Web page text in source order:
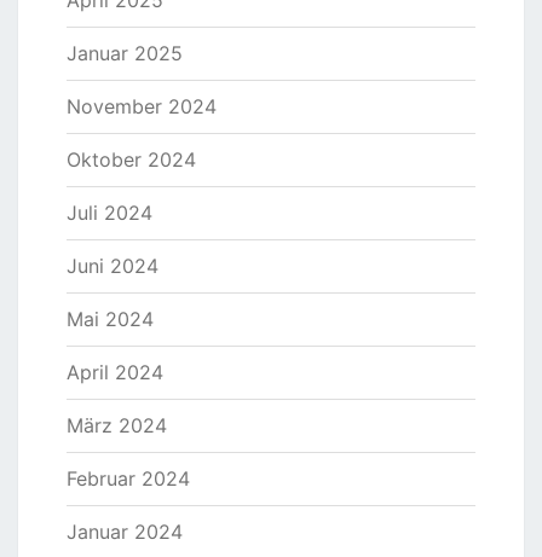
Januar 2025
November 2024
Oktober 2024
Juli 2024
Juni 2024
Mai 2024
April 2024
März 2024
Februar 2024
Januar 2024